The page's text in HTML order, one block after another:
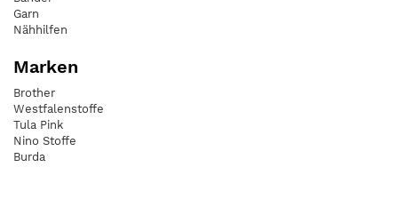
Garn
Nähhilfen
Marken
Brother
Westfalenstoffe
Tula Pink
Nino Stoffe
Burda